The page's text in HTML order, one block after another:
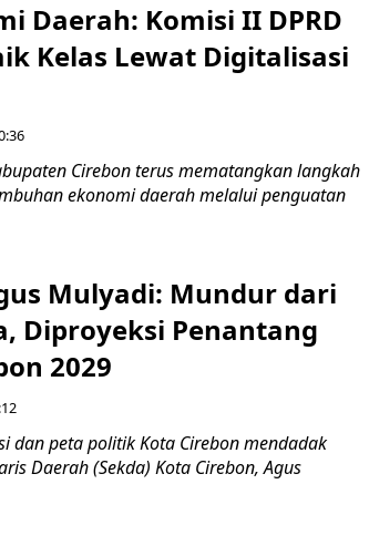
Daerah: Komisi II DPRD
Kelas Lewat Digitalisasi
Cirebon terus mematangkan langkah
ekonomi daerah melalui penguatan
Mulyadi: Mundur dari
Diproyeksi Penantang
2029
dan peta politik Kota Cirebon mendadak
Daerah (Sekda) Kota Cirebon, Agus